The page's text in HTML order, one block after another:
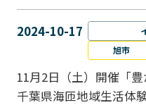
2024-10-17
旭市
11月2日（土）開催「
千葉県海匝地域生活体